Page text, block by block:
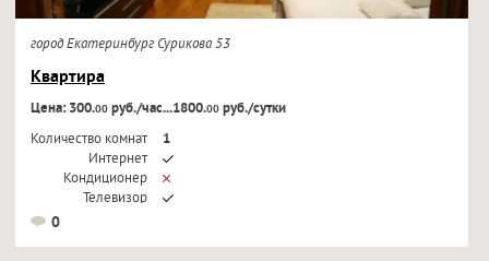
город Екатеринбург Сурикова 53
Квартира
Цена: 300.00руб./час...1800.00руб./сутки
Количество комнат
1
Интернет
Кондиционер
Телевизор
0